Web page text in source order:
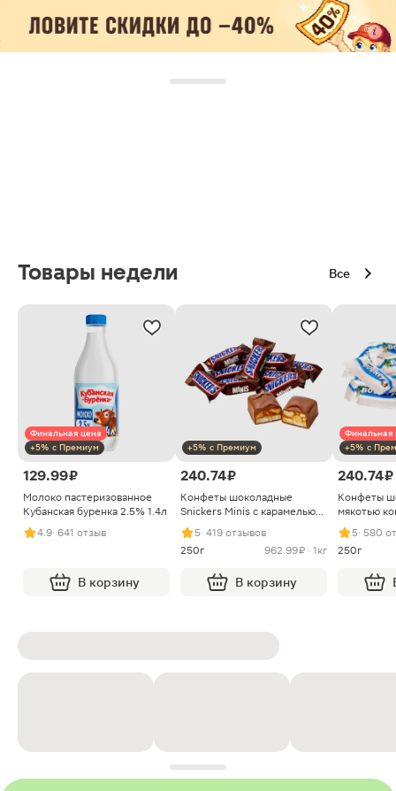
Товары недели Все
Финальная цена
+5% с Премиум
129.99 ₽
Молоко пастеризованное
Кубанская буренка 2.5% 1.4л
4.9· 641 отзыв
В корзину
+5% с Премиум
240.74 ₽
Конфеты шоколадные
Snickers Minis с карамелью
арахисом и нугой
5· 419 отзывов
250г
962.99 ₽ · 1кг
В корзину
Финальная
+5% с
240.74 ₽
Конфеты
мякотью
5· 580
250г